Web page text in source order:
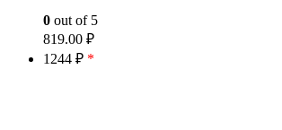
0 out of 5
819.00 ₽
1244 ₽ *